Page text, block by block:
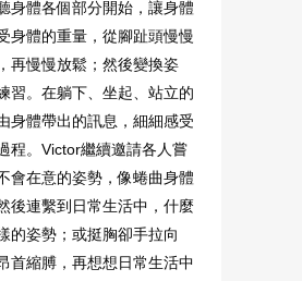
身體各個部分開始，讓身體
身體的重量，從腳趾頭慢慢
再慢慢放鬆；然後變換姿
習。在躺下、坐起、站立的
身體帶出的訊息，細細感受
程。Victor繼續邀請各人嘗
會在意的姿勢，像蜷曲身體
後連繫到日常生活中，什麼
的姿勢；或挺胸卻手拉向
首縮膊，再想想日常生活中